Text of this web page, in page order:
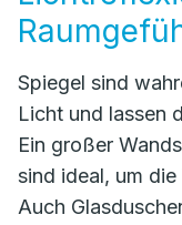
Spiegel sind
Licht und lassen
Ein großer
sind ideal, um
Auch